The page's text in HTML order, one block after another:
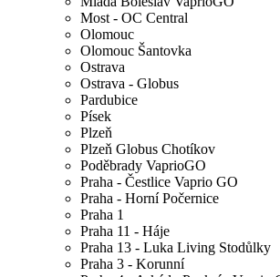
Most - OC Central
Olomouc
Olomouc Šantovka
Ostrava
Ostrava - Globus
Pardubice
Písek
Plzeň
Plzeň Globus Chotíkov
Poděbrady VaprioGO
Praha - Čestlice Vaprio GO
Praha - Horní Počernice
Praha 1
Praha 11 - Háje
Praha 13 - Luka Living Stodůlky
Praha 3 - Korunní